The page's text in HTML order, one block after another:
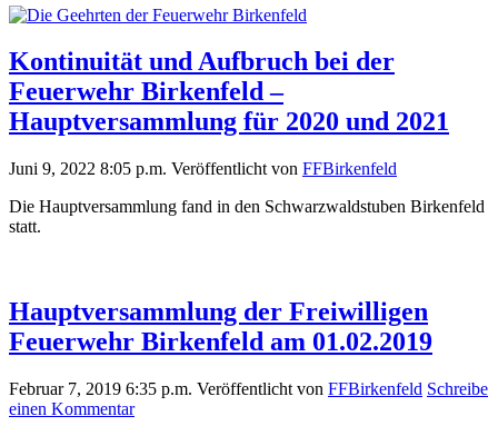
Kontinuität und Aufbruch bei der
Feuerwehr Birkenfeld –
Hauptversammlung für 2020 und 2021
Juni 9, 2022 8:05 p.m. Veröffentlicht von FFBirkenfeld
Die Hauptversammlung fand in den Schwarzwaldstuben Birkenfeld
statt.
Hauptversammlung der Freiwilligen
Feuerwehr Birkenfeld am 01.02.2019
Februar 7, 2019 6:35 p.m. Veröffentlicht von FFBirkenfeld Schreibe
einen Kommentar